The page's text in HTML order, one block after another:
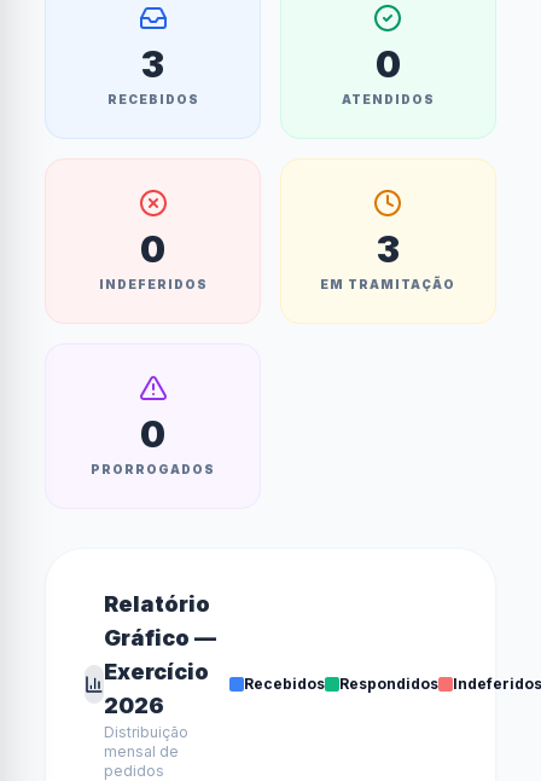
3
RECEBIDOS
0
ATENDIDOS
0
INDEFERIDOS
3
EM TRAMITAÇÃO
0
PRORROGADOS
Relatório
Gráfico —
Exercício
2026
Distribuição
mensal de
pedidos
Recebidos Respondidos